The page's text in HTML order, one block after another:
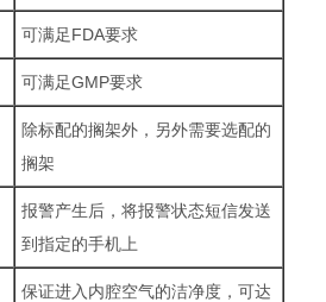
可满足FDA要求
可满足GMP要求
除标配的搁架外，另外需要选配的
搁架
报警产生后，将报警状态短信发送
到指定的手机上
保证进入内腔空气的洁净度，可达